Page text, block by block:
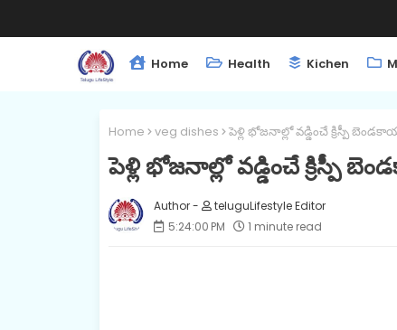
Home Health Kichen
Home veg dishes పెళ్లి భోజనాల్లో వడ్డించే క్రిస్పీ
పెళ్లి భోజనాల్లో వడ్డించే క్రిస్పీ
teluguLifestyle Editor
5:24:00 PM
1 minute read